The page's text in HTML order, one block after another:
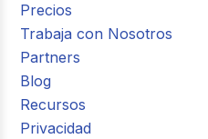
Precios
Trabaja con Nosotros
Partners
Blog
Recursos
Privacidad